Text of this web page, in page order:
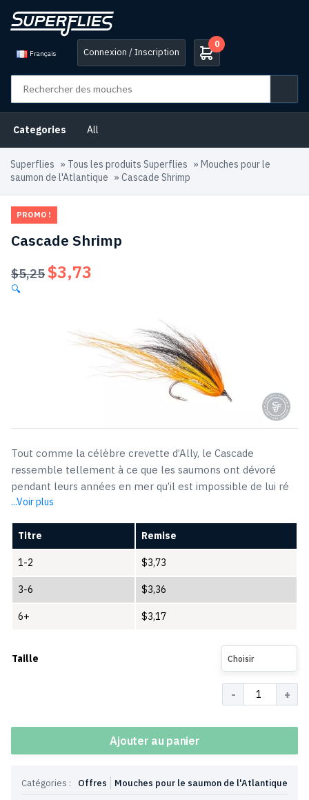
Français Connexion / Inscription
0
Categories All
Superflies » Tous les produits Superflies » Mouches pour le
saumon de l'Atlantique » Cascade Shrimp
PROMO !
Cascade Shrimp
$5,25 Le
$5,25.
$3,73
🔍
Tout comme la célèbre crevette d’Ally, le Cascade
ressemble tellement à ce que les saumons ont dévoré
pendant leurs années en mer qu’il est impossible de lui ré
...Voir plus
Titre Remise
1-2 $3,73
3-6 $3,36
6+ $3,17
Taille Choisir
Ajouter au panier
Catégories : Mouches pour le saumon de l'Atlantique
Offres